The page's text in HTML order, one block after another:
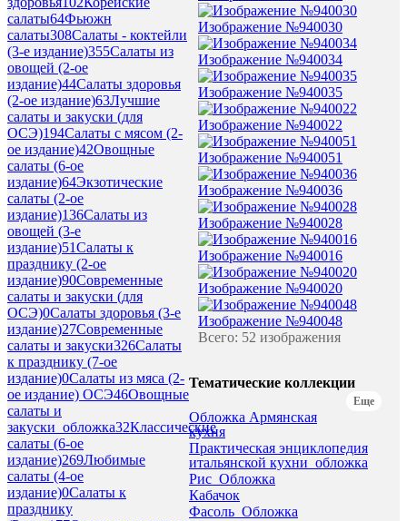
салаты64Фьюжн
салаты308Салаты - коктейли
(3-е издание)355Салаты из
овощей (2-ое
издание)44Салаты здоровья
(2-ое издание)63Лучшие
салаты и закуски (для
ОСЭ)194Салаты с мясом (2-
ое издание)42Овощные
салаты (6-ое
издание)64Экзотические
салаты (2-ое
издание)136Салаты из
овощей (3-е
издание)51Салаты к
празднику (2-ое
издание)90Современные
салаты и закуски (для
ОСЭ)0Салаты здоровья (3-е
издание)27Современные
салаты и закуски326Салаты
к празднику (7-ое
издание)0Салаты из мяса (2-
ое издание) ОСЭ46Овощные
салаты и
закуски_обложка32Классические
салаты (6-ое
издание)269Любимые
салаты (4-ое
издание)0Салаты к
празднику
Изображение №940030
Изображение №940034
Изображение №940035
Изображение №940022
Изображение №940051
Изображение №940036
Изображение №940028
Изображение №940016
Изображение №940020
Изображение №940048
Всего: 52 изображения
Тематические коллекции
Еще
Обложка Армянская
кухня
Практическая энциклопедия
итальянской кухни_обложка
Рис_Обложка
Кабачок
Фасоль_Обложка